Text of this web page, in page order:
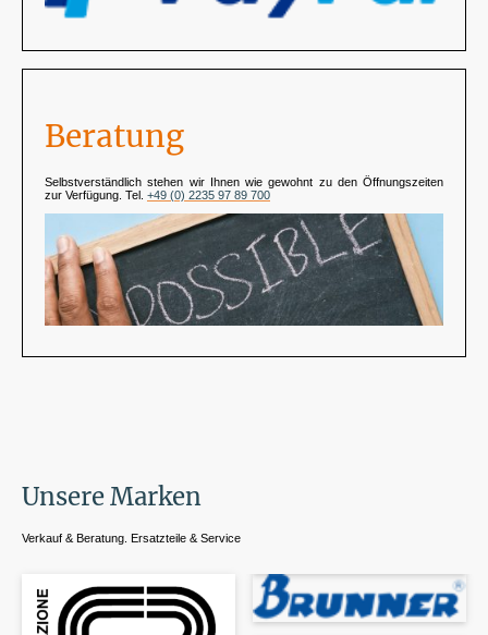
Beratung
Selbstverständlich stehen wir Ihnen wie gewohnt zu den Öffnungszeiten
zur Verfügung. Tel. +49 (0) 2235 97 89 700
Unsere Marken
Verkauf & Beratung. Ersatzteile & Service